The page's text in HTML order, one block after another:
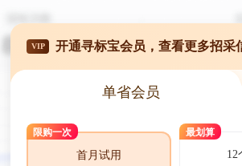
VIP 开通寻标宝会员，查看更多招采
单省会员
限购一次
首月试用
最划算
12